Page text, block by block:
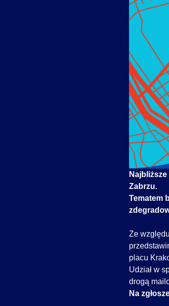
Zabrzu.
Tematem
Ze
placu
Udział w
drogą
Na